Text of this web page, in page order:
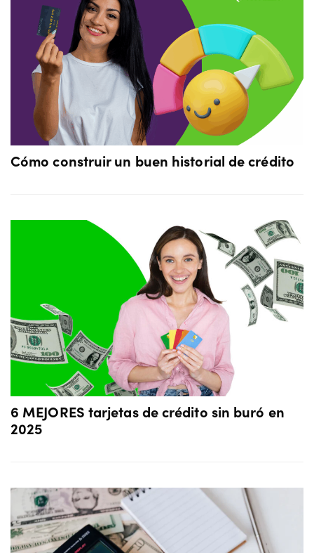
Cómo construir un buen historial de crédito
6 MEJORES tarjetas de crédito sin buró en
2025